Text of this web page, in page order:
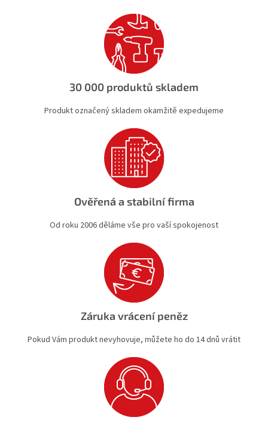
c
í
p
r
v
y
ý
i
s
u
30 000 produktů skladem
Produkt označený skladem okamžitě expedujeme
Ověřená a stabilní firma
Od roku 2006 děláme vše pro vaší spokojenost
Záruka vrácení peněz
Pokud Vám produkt nevyhovuje, můžete ho do 14 dnů vrátit